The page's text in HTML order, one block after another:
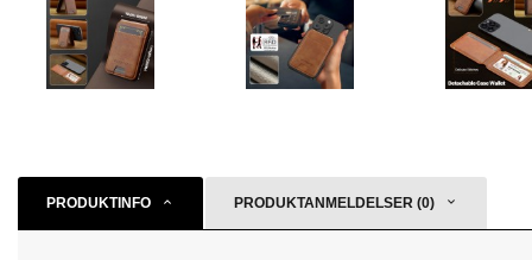
PRODUKTINFO PRODUKTANMELDELSER (0)